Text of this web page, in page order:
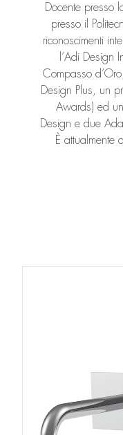
Docente presso
presso il
riconoscimenti
l’Adi Design
Compasso
Design Plus, un
Awards) ed
Design e due
È attualmente